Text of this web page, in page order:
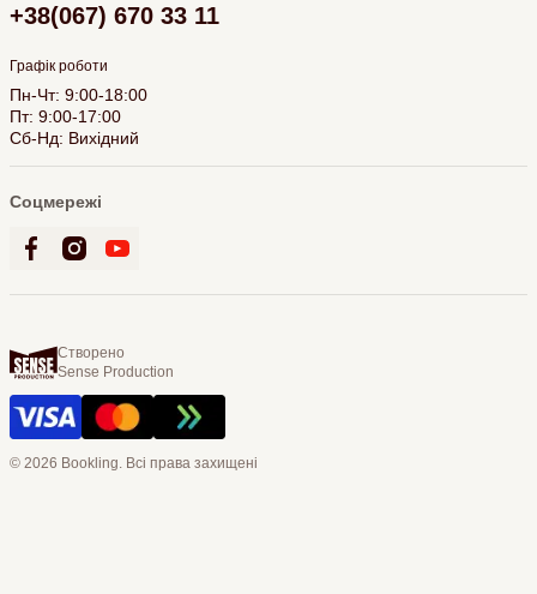
+38(067) 670 33 11
Графік роботи
Пн-Чт: 9:00-18:00
Пт: 9:00-17:00
Сб-Нд: Вихідний
Соцмережі
Створено
Sense Production
© 2026 Bookling. Всі права захищені